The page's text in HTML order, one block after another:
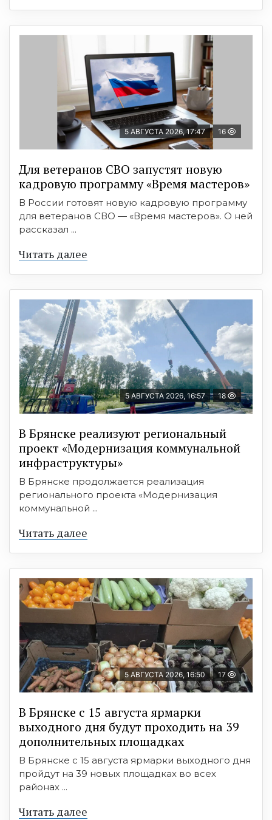
5 АВГУСТА 2026, 17:47 16
Для ветеранов СВО запустят новую
кадровую программу «Время мастеров»
В России готовят новую кадровую программу
для ветеранов СВО — «Время мастеров». О ней
рассказал ...
Читать далее
5 АВГУСТА 2026, 16:57 18
В Брянске реализуют региональный
проект «Модернизация коммунальной
инфраструктуры»
В Брянске продолжается реализация
регионального проекта «Модернизация
коммунальной ...
Читать далее
5 АВГУСТА 2026, 16:50 17
В Брянске с 15 августа ярмарки
выходного дня будут проходить на 39
дополнительных площадках
В Брянске с 15 августа ярмарки выходного дня
пройдут на 39 новых площадках во всех
районах ...
Читать далее